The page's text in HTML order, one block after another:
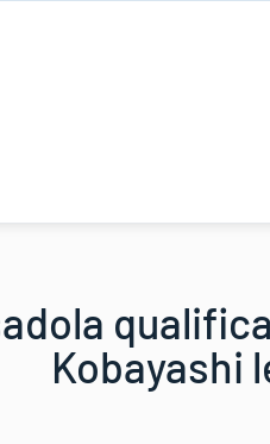
Kobayashi